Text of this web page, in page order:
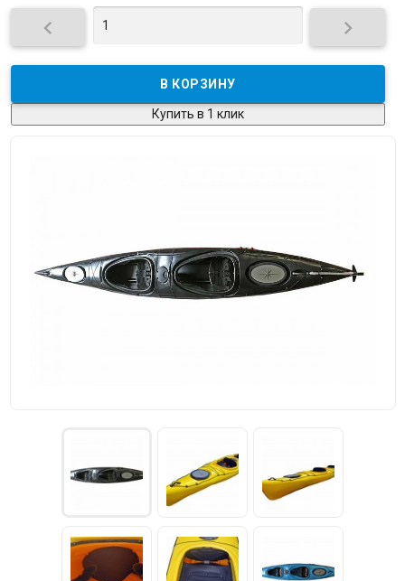
 
Купить в 1 клик